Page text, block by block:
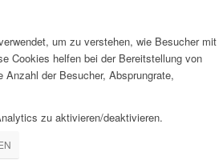
um zu verstehen, wie Besucher mit
Cookies helfen bei der Bereitstellung von
Anzahl der Besucher, Absprungrate,
zu aktivieren/deaktivieren.